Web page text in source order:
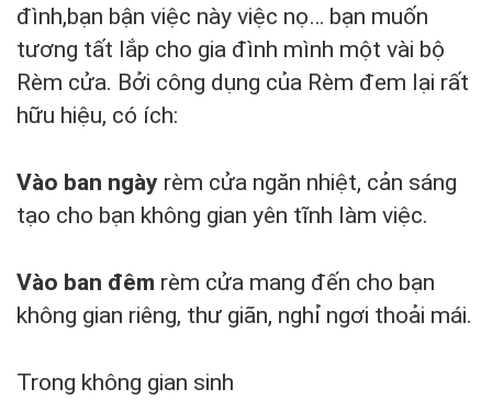
đình,bạn bận việc này việc nọ… bạn muốn
tương tất lắp cho gia đình mình một vài bộ
Rèm cửa. Bởi công dụng của Rèm đem lại rất
hữu hiệu, có ích:
Vào ban ngày rèm cửa ngăn nhiệt, cản sáng
tạo cho bạn không gian yên tĩnh làm việc.
Vào ban đêm rèm cửa mang đến cho bạn
không gian riêng, thư giãn, nghỉ ngơi thoải mái.
Trong không gian sinh